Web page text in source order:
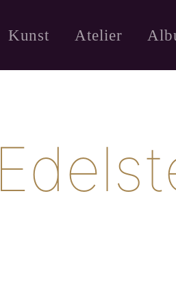
Kunst Atelier